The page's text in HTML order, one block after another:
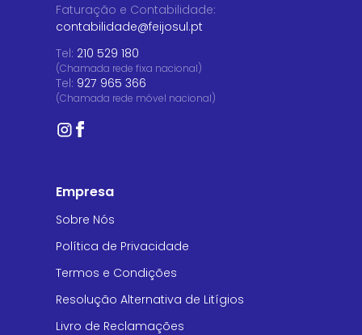
Faturação e Contabilidade:
contabilidade@feijosul.pt
Tel: 210 529 180
(Chamada rede fixa nacional)
Tel: 927 965 366
(Chamada rede móvel nacional)
Empresa
Sobre Nós
Política de Privacidade
Termos e Condições
Resolução Alternativa de Litígios
Livro de Reclamações